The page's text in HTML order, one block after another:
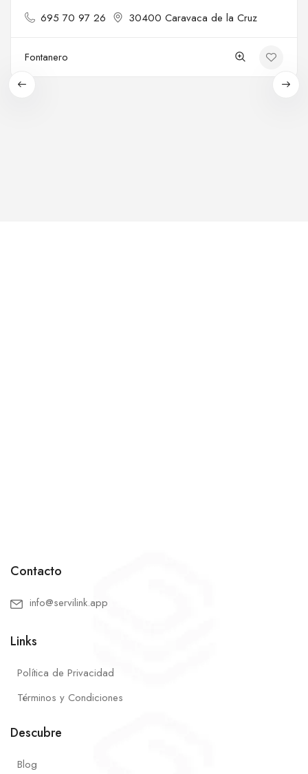
695 70 97 26 30400 Caravaca de la Cruz
Fontanero
Contacto
info@servilink.app
Links
Política de Privacidad
Términos y Condiciones
Descubre
Blog